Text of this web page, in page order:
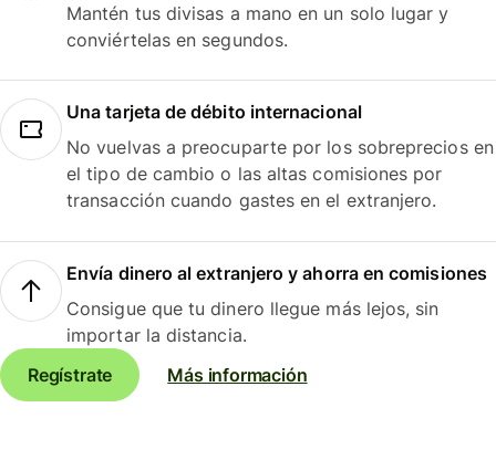
Mantén tus divisas a mano en un solo lugar y
conviértelas en segundos.
Una tarjeta de débito internacional
No vuelvas a preocuparte por los sobreprecios en
el tipo de cambio o las altas comisiones por
transacción cuando gastes en el extranjero.
Envía dinero al extranjero y ahorra en comisiones
Consigue que tu dinero llegue más lejos, sin
importar la distancia.
Regístrate
Más información